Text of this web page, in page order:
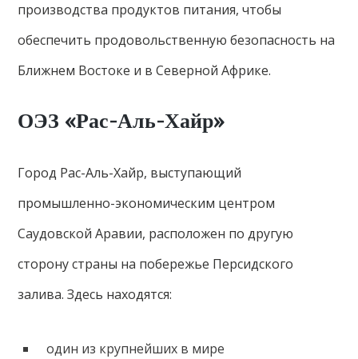
производства продуктов питания, чтобы
обеспечить продовольственную безопасность на
Ближнем Востоке и в Северной Африке.
ОЭЗ «Рас-Аль-Хайр»
Город Рас-Аль-Хайр, выступающий
промышленно-экономическим центром
Саудовской Аравии, расположен по другую
сторону страны на побережье Персидского
залива. Здесь находятся:
один из крупнейших в мире